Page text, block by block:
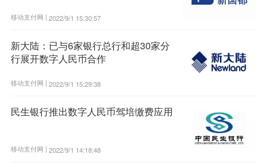
移动支付网 | 2022/9/1 15:30:57
新大陆：已与6家银行总行和超30家分
行展开数字人民币合作
移动支付网 | 2022/9/1 15:29:38
民生银行推出数字人民币驾培缴费应用
移动支付网 | 2022/9/1 14:18:48